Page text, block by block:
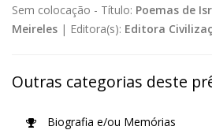
Sem colocação - Título: Poemas de
Meireles | Editora(s): Editora
Outras categorias deste
Biografia e/ou Memórias